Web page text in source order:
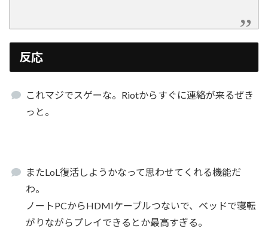
反応
これマジでスゲーな。Riotからすぐに連絡が来るぜき
っと。
またLoL復活しようかなって思わせてくれる機能だ
わ。
ノートPCからHDMIケーブルつないで、ベッドで寝転
がりながらプレイできるとか最高すぎる。